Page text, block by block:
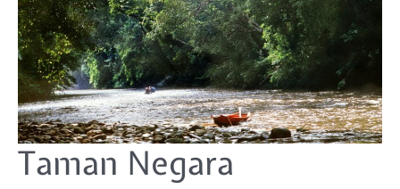
Taman Negara
Taman
Negara